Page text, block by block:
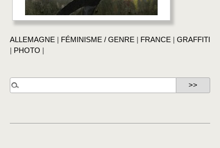
ALLEMAGNE | FÉMINISME / GENRE | FRANCE | GRAFFITI
| PHOTO |